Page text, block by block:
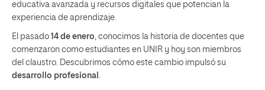
educativa avanzada y recursos digitales que potencian la
experiencia de aprendizaje.
El pasado 14 de enero, conocimos la historia de docentes que
comenzaron como estudiantes en UNIR y hoy son miembros
del claustro. Descubrimos cómo este cambio impulsó su
desarrollo profesional .